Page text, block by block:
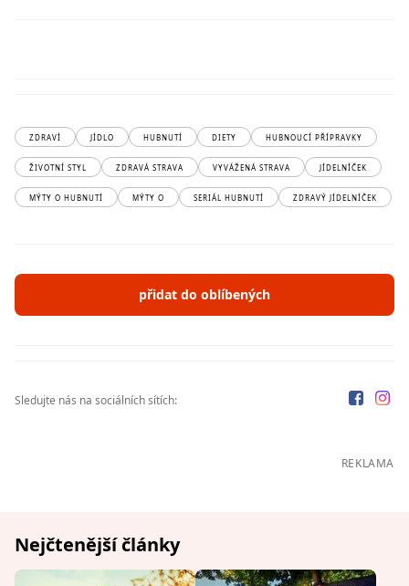
ZDRAVÍ JÍDLO HUBNUTÍ DIETY HUBNOUCÍ PŘÍPRAVKY
ŽIVOTNÍ STYL ZDRAVÁ STRAVA VYVÁŽENÁ STRAVA JÍDELNÍČEK
MÝTY O HUBNUTÍ MÝTY O SERIÁL HUBNUTÍ ZDRAVÝ JÍDELNÍČEK
přidat do oblíbených
Sledujte nás na sociálních sítích:
REKLAMA
Nejčtenější články